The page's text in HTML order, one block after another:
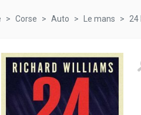
Corse Auto Le mans 24